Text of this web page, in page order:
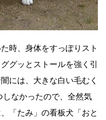
時、身体をすっぽりスト
グッとストールを強く引
には、大きな白い毛むく
なかったので、全然気
「たみ」の看板犬「おと